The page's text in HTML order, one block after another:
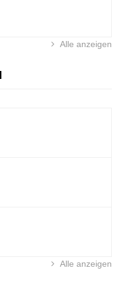
Alle anzeigen
Alle anzeigen